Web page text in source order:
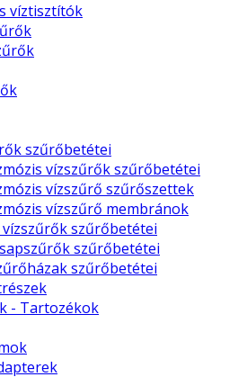
víztisztítók
szűrőbetétei
vízszűrők szűrőbetétei
vízszűrő szűrőszettek
vízszűrő membránok
szűrőbetétei
szűrőbetétei
szűrőbetétei
- Tartozékok